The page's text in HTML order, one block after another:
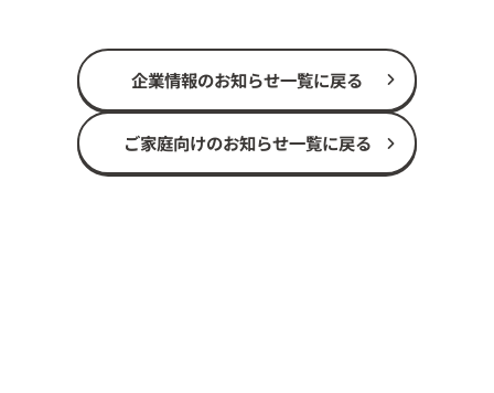
企業情報のお知らせ一覧に戻る
ご家庭向けのお知らせ一覧に戻る